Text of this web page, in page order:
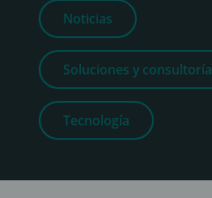
Noticias
Soluciones y consultoría
Tecnología